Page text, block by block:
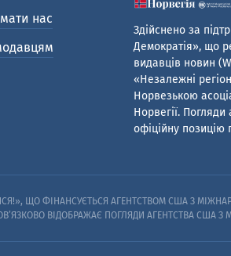
нас
Здійснено за
Демократія», що
видавців новин
«Незалежні
Норвезькою
Норвегії.
офіційну позицію
ЩО ФІНАНСУЄТЬСЯ АГЕНТСТВОМ США З
ВІДОБРАЖАЄ ПОГЛЯДИ АГЕНТСТВА США